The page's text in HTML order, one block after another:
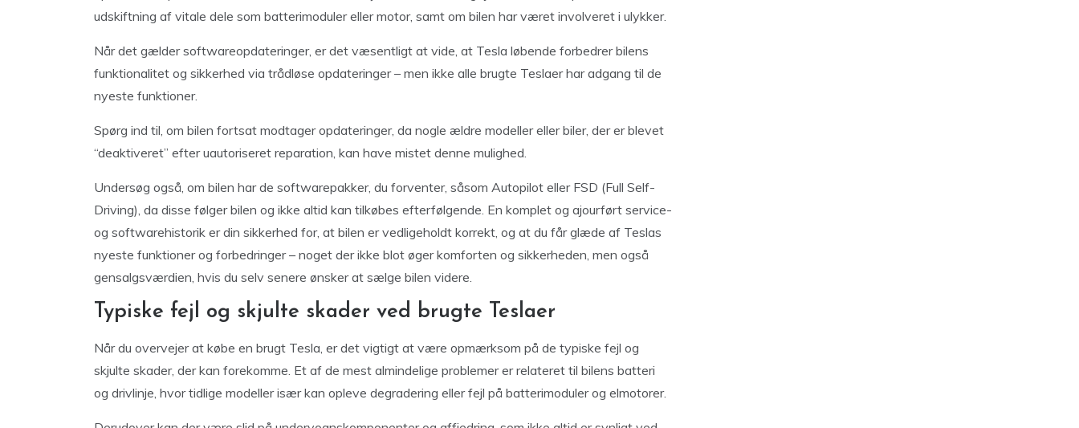
udskiftning af vitale dele som batterimoduler eller motor, samt om bilen har været involveret i ulykker.
Når det gælder softwareopdateringer, er det væsentligt at vide, at Tesla løbende forbedrer bilens
funktionalitet og sikkerhed via trådløse opdateringer – men ikke alle brugte Teslaer har adgang til de
nyeste funktioner.
Spørg ind til, om bilen fortsat modtager opdateringer, da nogle ældre modeller eller biler, der er blevet
“deaktiveret” efter uautoriseret reparation, kan have mistet denne mulighed.
Undersøg også, om bilen har de softwarepakker, du forventer, såsom Autopilot eller FSD (Full Self-
Driving), da disse følger bilen og ikke altid kan tilkøbes efterfølgende. En komplet og ajourført service-
og softwarehistorik er din sikkerhed for, at bilen er vedligeholdt korrekt, og at du får glæde af Teslas
nyeste funktioner og forbedringer – noget der ikke blot øger komforten og sikkerheden, men også
gensalgsværdien, hvis du selv senere ønsker at sælge bilen videre.
Typiske fejl og skjulte skader ved brugte Teslaer
Når du overvejer at købe en brugt Tesla, er det vigtigt at være opmærksom på de typiske fejl og
skjulte skader, der kan forekomme. Et af de mest almindelige problemer er relateret til bilens batteri
og drivlinje, hvor tidlige modeller især kan opleve degradering eller fejl på batterimoduler og elmotorer.